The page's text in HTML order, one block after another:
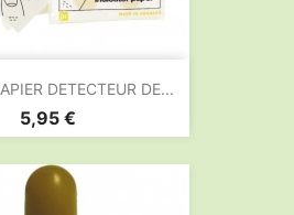
DETECTEUR DE...
Prix
5,95 €